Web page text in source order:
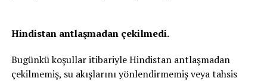
Hindistan antlaşmadan çekilmedi.
Bugünkü koşullar itibariyle Hindistan antlaşmadan
çekilmemiş, su akışlarını yönlendirmemiş veya tahsis